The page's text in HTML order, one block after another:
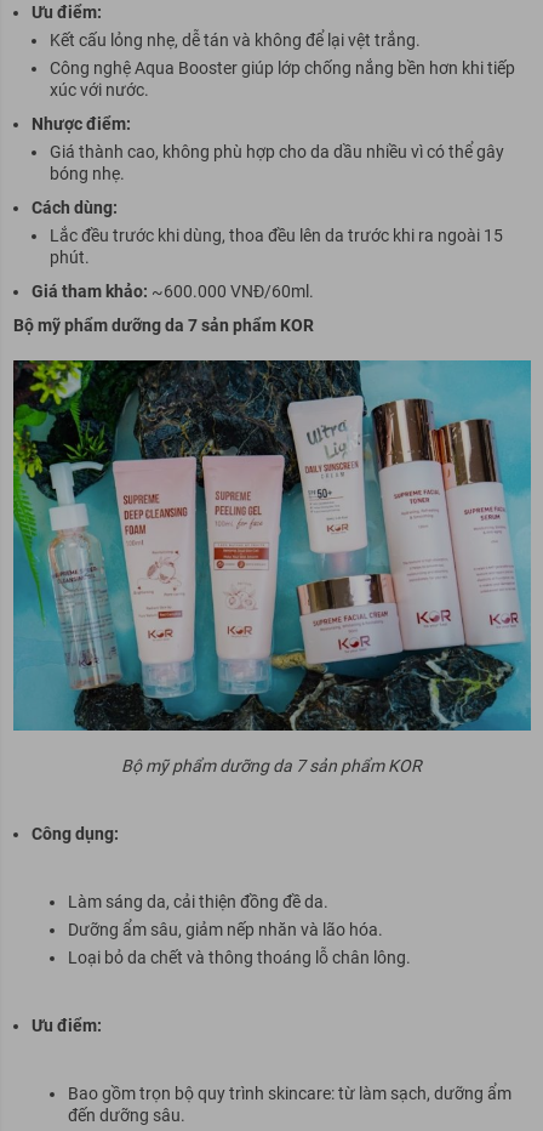
Ưu điểm:
Kết cấu lỏng nhẹ, dễ tán và không để lại vệt trắng.
Công nghệ Aqua Booster giúp lớp chống nắng bền hơn khi tiếp
xúc với nước.
Nhược điểm:
Giá thành cao, không phù hợp cho da dầu nhiều vì có thể gây
bóng nhẹ.
Cách dùng:
Lắc đều trước khi dùng, thoa đều lên da trước khi ra ngoài 15
phút.
Giá tham khảo: ~600.000 VNĐ/60ml.
Bộ mỹ phẩm dưỡng da 7 sản phẩm KOR
Bộ mỹ phẩm dưỡng da 7 sản phẩm KOR
Công dụng:
Làm sáng da, cải thiện đồng đề da.
Dưỡng ẩm sâu, giảm nếp nhăn và lão hóa.
Loại bỏ da chết và thông thoáng lỗ chân lông.
Ưu điểm:
Bao gồm trọn bộ quy trình skincare: từ làm sạch, dưỡng ẩm
đến dưỡng sâu.